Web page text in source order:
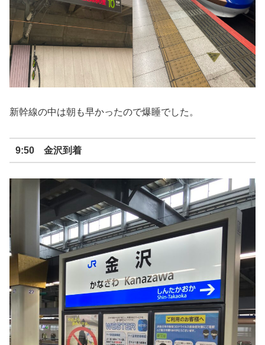
新幹線の中は朝も早かったので爆睡でした。
9:50 金沢到着